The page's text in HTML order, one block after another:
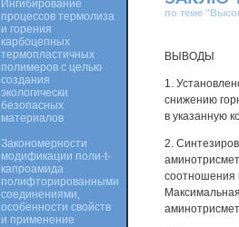
по теме
ВЫВОДЫ
1.
снижению
в указанную
2.
соотношения
Ингибирование
процессов термолиза
и горения
карбоцепных
термопластичных
полимеров с целью
создания
экологически
безопасных
материалов
Закономерности
модификации поли-t-
капроамида
полифторированными
соединениями,
особенности свойств
и применение